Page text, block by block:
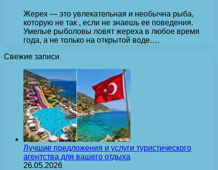
Жерех — это увлекательная и необычна рыба,
которую не так , если не знаешь ее поведения.
Умелые рыболовы ловят жереха в любое время
года, а не только на открытой воде.…
Свежие записи
Лучшие предложения и услуги туристического
агентства для вашего отдыха
26.05.2026